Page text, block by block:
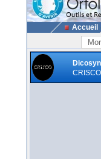
Accueil
Dicosyn
CRISCO